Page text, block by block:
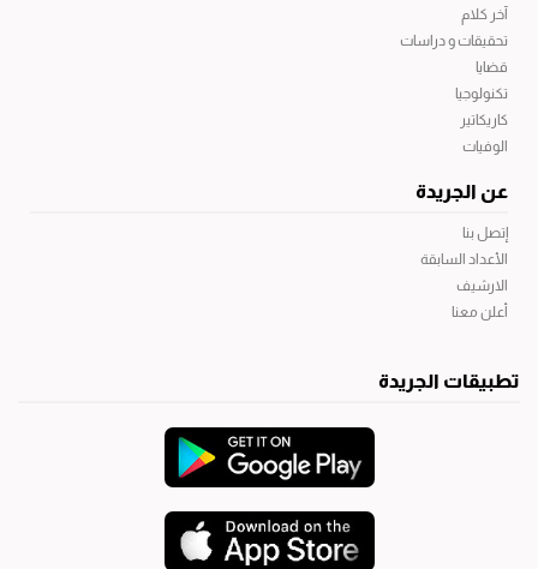
آخر كلام
تحقيقات و دراسات
قضايا
تكنولوجيا
كاريكاتير
الوفيات
عن الجريدة
إتصل بنا
الأعداد السابقة
الارشيف
أعلن معنا
تطبيقات الجريدة